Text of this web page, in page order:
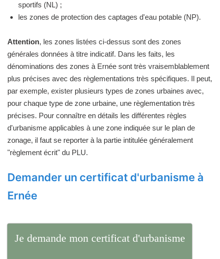
sportifs (NL) ;
les zones de protection des captages d'eau potable (NP).
Attention, les zones listées ci-dessus sont des zones
générales données à titre indicatif. Dans les faits, les
dénominations des zones à Ernée sont très vraisemblablement
plus précises avec des règlementations très spécifiques. Il peut,
par exemple, exister plusieurs types de zones urbaines avec,
pour chaque type de zone urbaine, une règlementation très
précises. Pour connaître en détails les différentes règles
d'urbanisme applicables à une zone indiquée sur le plan de
zonage, il faut se reporter à la partie intitulée généralement
"règlement écrit" du PLU.
Demander un certificat d'urbanisme à
Ernée
Je demande mon certificat d'urbanisme